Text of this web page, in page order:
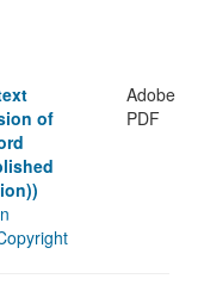
of
Adobe
PDF